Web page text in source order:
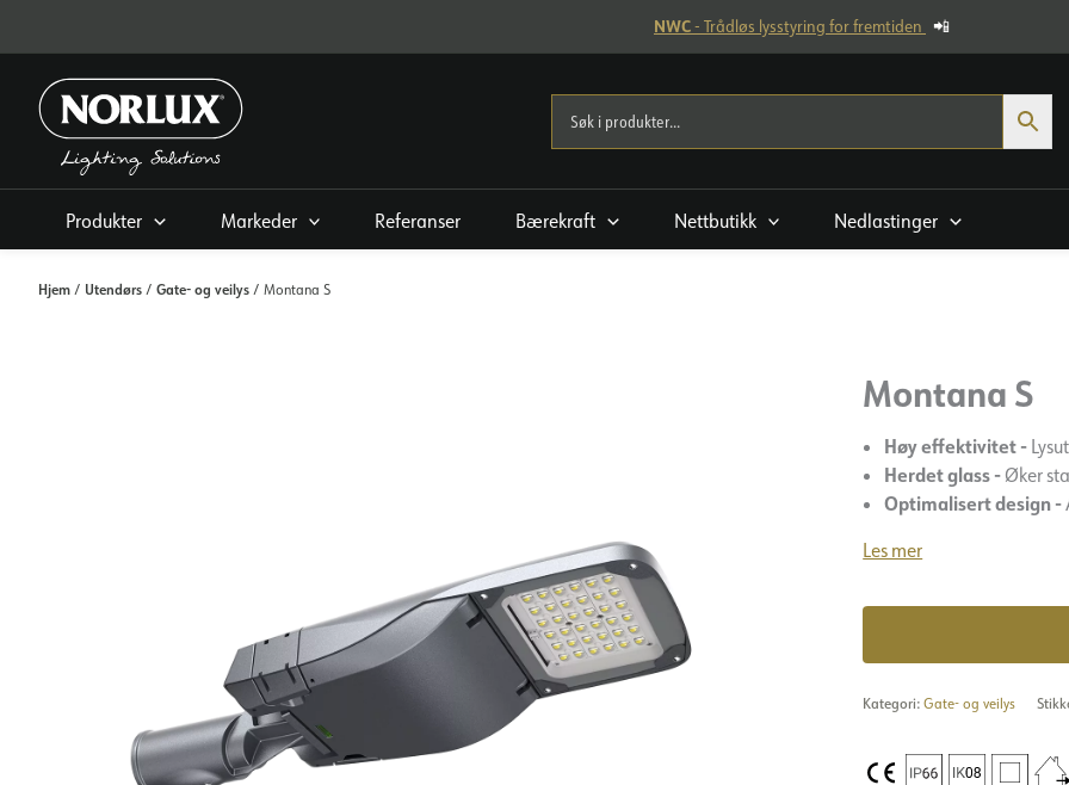
innholdet
NWC- Trådløs lysstyring for fremtiden 📲
Produkter Markeder Referanser Bærekraft Nettbutikk Nedlastinger
Hjem / Utendørs / Gate- og veilys / Montana S
Montana S
Høy effektivitet -
Herdet glass - Øker
Optimalisert design -
Les mer
Kategori:Gate- og veilys